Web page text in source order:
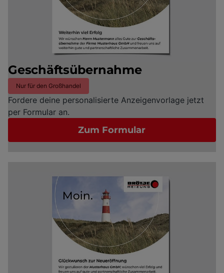
Geschäftsübernahme
Nur für den Großhandel
Fordere deine personalisierte Anzeigenvorlage jetzt
per Formular an.
Zum Formular